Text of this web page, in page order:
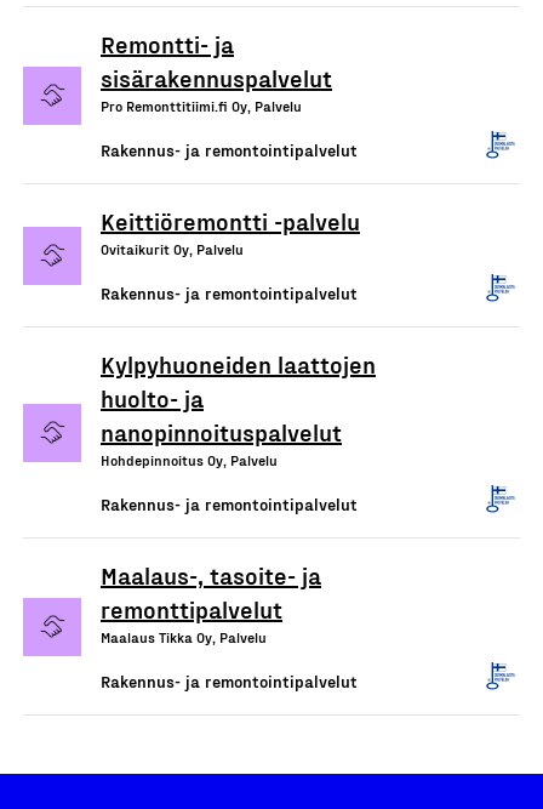
Remontti- ja
sisärakennuspalvelut
Pro Remonttitiimi.fi Oy, Palvelu
Rakennus- ja remontointipalvelut
Keittiöremontti -palvelu
Ovitaikurit Oy, Palvelu
Rakennus- ja remontointipalvelut
Kylpyhuoneiden laattojen
huolto- ja
nanopinnoituspalvelut
Hohdepinnoitus Oy, Palvelu
Rakennus- ja remontointipalvelut
Maalaus-, tasoite- ja
remonttipalvelut
Maalaus Tikka Oy, Palvelu
Rakennus- ja remontointipalvelut